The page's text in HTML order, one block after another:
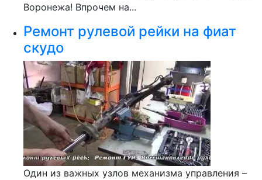
Воронежа! Впрочем на...
Ремонт рулевой рейки на фиат
скудо
Один из важных узлов механизма управления –